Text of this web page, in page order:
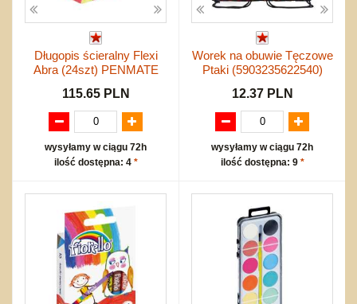
Zakupy hurtowe
Koszty przesyłki
Regulamin
Kontakt
Mapa produktów
Długopis ścieralny Flexi
Abra (24szt) PENMATE
115.65 PLN
wysyłamy w ciągu 72h
ilość dostępna: 4 *
Worek na obuwie Tęczowe
Ptaki (5903235622540)
12.37 PLN
wysyłamy w ciągu 72h
ilość dostępna: 9 *